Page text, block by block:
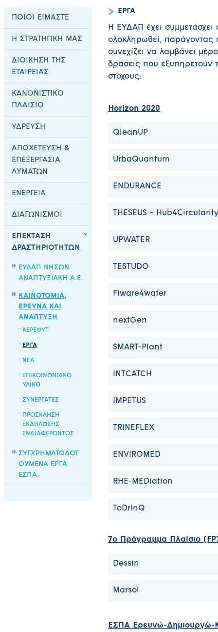
ΠΟΙΟΙ ΕΙΜΑΣΤΕ
Η ΣΤΡΑΤΗΓΙΚΗ ΜΑΣ
ΔΙΟΙΚΗΣΗ ΤΗΣ
ΕΤΑΙΡΕΙΑΣ
ΚΑΝΟΝΙΣΤΙΚΟ
ΠΛΑΙΣΙΟ
ΥΔΡΕΥΣΗ
ΑΠΟΧΕΤΕΥΣΗ &
ΕΠΕΞΕΡΓΑΣΙΑ
ΛΥΜΑΤΩΝ
ΕΝΕΡΓΕΙΑ
ΔΙΑΓΩΝΙΣΜΟΙ
ΕΠΕΚΤΑΣΗ
ΔΡΑΣΤΗΡΙΟΤΗΤΩΝ
ΕΥΔΑΠ ΝΗΣΩΝ
ΑΝΑΠΤΥΞΙΑΚΗ Α.Ε.
ΚΑΙΝΟΤΟΜΙΑ,
ΕΡΕΥΝΑ ΚΑΙ
ΑΝΑΠΤΥΞΗ
ΚΕΡΕΦΥΤ
ΕΡΓΑ
ΝΕΑ
ΕΠΙΚΟΙΝΩΝΙΑΚΟ
ΥΛΙΚΟ
ΣΥΝΕΡΓΑΤΕΣ
ΠΡΟΣΚΛΗΣΗ
ΕΚΔΗΛΩΣΗΣ
ΕΝΔΙΑΦΕΡΟΝΤΟΣ
ΣΥΓΧΡΗΜΑΤΟΔΟΤ
ΟΥΜΕΝΑ ΕΡΓΑ
ΕΣΠΑ
ΕΡΓΑ
Η ΕΥΔΑΠ έχει
ολοκληρωθεί, παράγοντας
συνεχίζει να λαμβάνει
δράσεις που εξυπηρετούν
στόχους:
Horizon 2020
QleanUP
UrbaQuantum
ENDURANCE
THESEUS - Hub4Circularity
UPWATER
TESTUDO
Fiware4water
nextGen
SMART-Plant
INΤCATCH
IMPETUS
TRINEFLEX
ENVIROMED
RHE-MEDiation
ToDrinQ
7o Πρόγραμμα Πλαίσιο
Dessin
Marsol
ΕΣΠΑ Ερευνώ-Δημιουργώ-